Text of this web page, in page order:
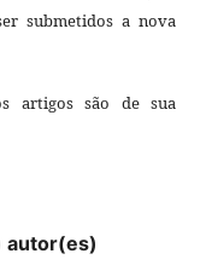
submetidos a nova
artigos são de sua
autor(es)